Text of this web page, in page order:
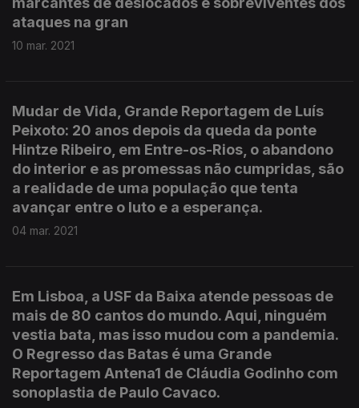
ataques na gran
10 mar. 2021
Mudar de Vida, Grande Reportagem de Luís
Peixoto: 20 anos depois da queda da ponte
Hintze Ribeiro, em Entre-os-Rios, o abandono
do interior e as promessas não cumpridas, são
a realidade de uma população que tenta
avançar entre o luto e a esperança.
04 mar. 2021
Em Lisboa, a USF da Baixa atende pessoas de
mais de 80 cantos do mundo. Aqui, ninguém
vestia bata, mas isso mudou com a pandemia.
O Regresso das Batas é uma Grande
Reportagem Antena1 de Cláudia Godinho com
sonoplastia de Paulo Cavaco.